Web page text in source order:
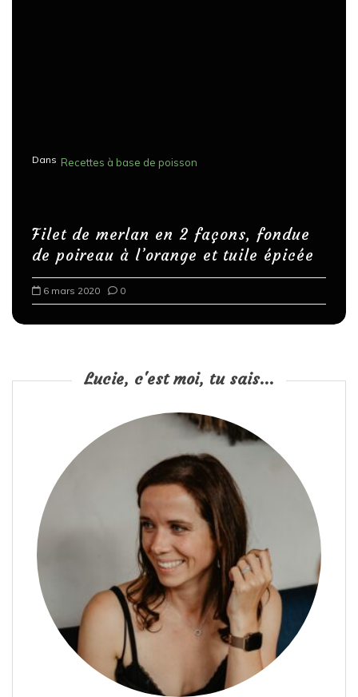
Dans Recettes à base de poisson
Filet de merlan en 2 façons, fondue
de poireau à l’orange et tuile épicée
6 mars 2020 0
Lucie, c'est moi, tu sais...